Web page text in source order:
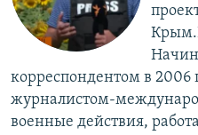
главной
навигации
Вернутся
поиску
КАРТА ВОЕННЫХ ОБЪЕКТОВ
11 ЛЕТ ОККУПАЦИИ КРЫМА.
ИСТОРИЯ
ЕЩЕ
ИНТЕРАКТИВ
ИНФОГРАФИКА
РАДІО СВОБОДА
КАК ОБОЙТИ
корреспондентом в 2006
журналистом-
военные действия,